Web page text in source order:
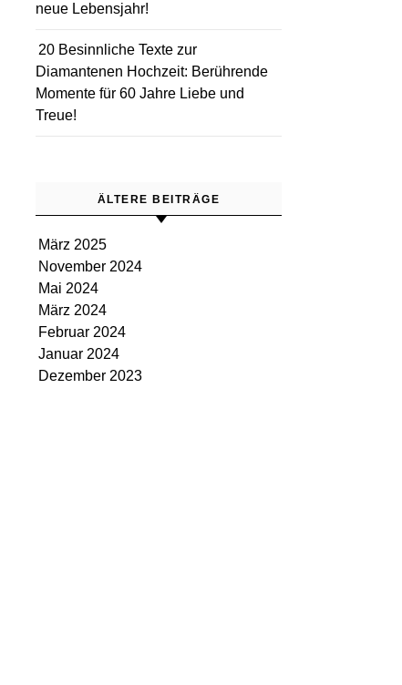
neue Lebensjahr!
20 Besinnliche Texte zur
Diamantenen Hochzeit: Berührende
Momente für 60 Jahre Liebe und
Treue!
ÄLTERE BEITRÄGE
März 2025
November 2024
Mai 2024
März 2024
Februar 2024
Januar 2024
Dezember 2023